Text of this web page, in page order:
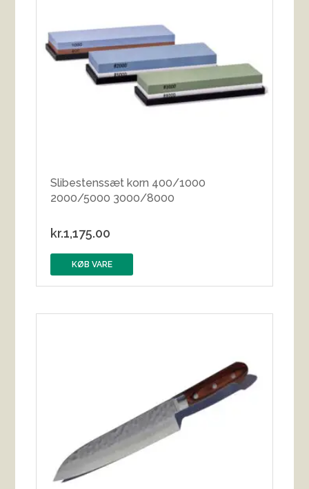
Slibestenssæt korn 400/1000
2000/5000 3000/8000
kr.1,175.00
KØB VARE